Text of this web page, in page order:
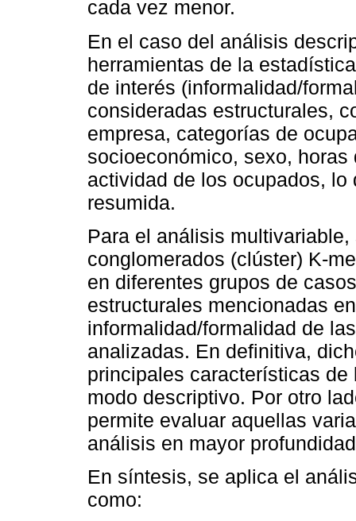
cada vez menor.
En el caso del análisis
herramientas de la
de interés (informalidad/
consideradas estructurales,
empresa, categorías de
socioeconómico, sexo,
actividad de los ocupados,
resumida.
Para el análisis
conglomerados (clúster) K-
en diferentes grupos de
estructurales mencionadas
informalidad/formalidad de
analizadas. En definitiva,
principales características
modo descriptivo. Por otro
permite evaluar aquellas
análisis en mayor
En síntesis, se aplica el
como: